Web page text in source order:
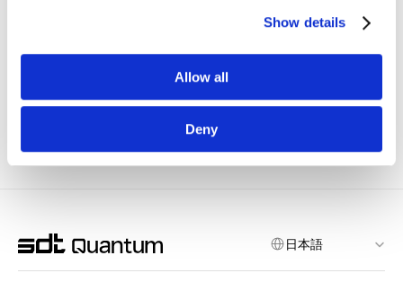
Show details
Allow all
Deny
Previous Next
Select Language
日本語